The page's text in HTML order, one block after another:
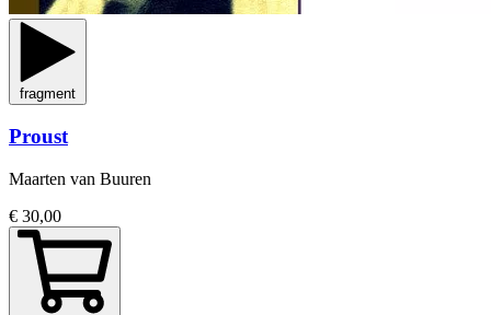
fragment
Proust
Maarten van Buuren
€ 30,00